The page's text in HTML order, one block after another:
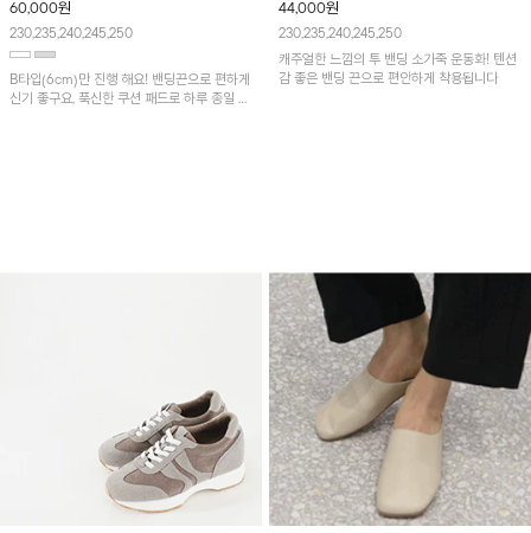
60,000원
230,235,240,245,250
B타입(6cm)만 진행 해요! 밴딩끈으로 편하게
신기 좋구요, 푹신한 쿠션 패드로 하루 종일 편
44,000원
230,235,240,245,250
캐주얼한 느낌의 투 밴딩 소가죽 운동화! 텐션
감 좋은 밴딩 끈으로 편안하게 착용됩니다